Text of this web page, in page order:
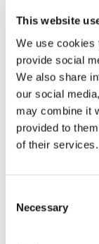
This website
We use cookies
provide social
We also share
our social
may combine it
provided to
of their services.
Selection
Necessary
Meer van